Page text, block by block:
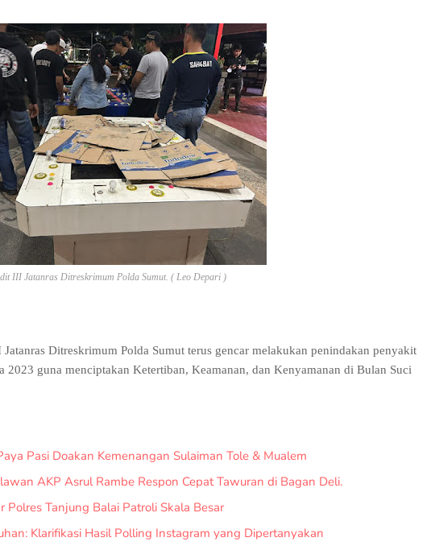
III Jatanras Ditreskrimum Polda Sumut. ( Leo Depari )
Ditreskrimum Polda Sumut terus gencar melakukan penindakan penyakit
2023 guna menciptakan Ketertiban, Keamanan, dan Kenyamanan di Bulan Suci
Pasi Doakan Kemenangan Sulaiman Tole & Mualem
AKP Asrul Rambe Respon Cepat Tawuran di Bagan Deli.
Tanjung Balai Patroli Skala Besar
Klarifikasi Hasil Polling Instagram yang Dipertanyakan